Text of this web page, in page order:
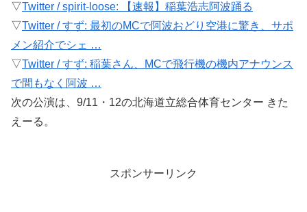
▽Twitter / spirit-loose: 【速報】稲葉浩志阿波踊る
▽Twitter / すず: 最初のMCで阿波おどり空港に驚き、サポ
メン紹介でシェ …
▽Twitter / すず: 稲葉さん、MCで飛行機の機内アナウンス
で間もなく阿波 …
次の公演は、9/11・12の北海道立総合体育センター きた
えーる。
スポンサーリンク